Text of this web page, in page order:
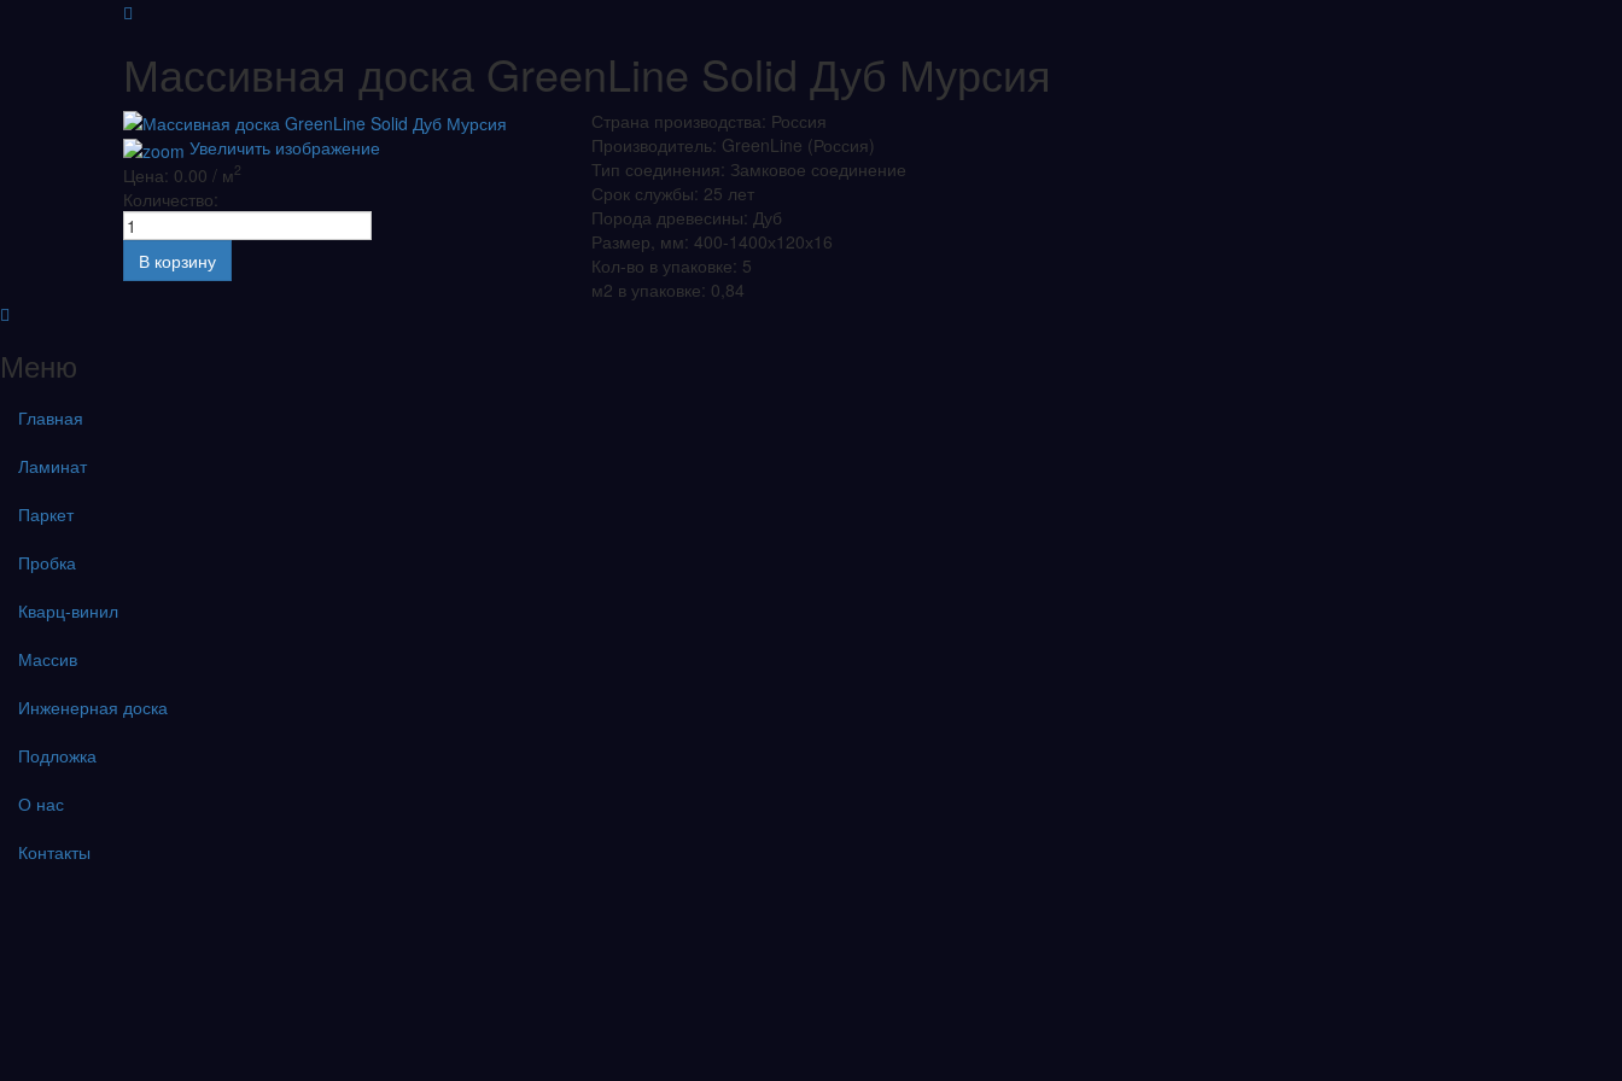
Массивная доска GreenLine Solid Дуб Мурсия
Увеличить изображение
Цена: 0.00 / м2
Количество:
Страна производства: Россия
Производитель: GreenLine (Россия)
Тип соединения: Замковое соединение
Срок службы: 25 лет
Порода древесины:Дуб
Размер, мм:400-1400х120х16
Кол-во в упаковке: 5
м2 в упаковке: 0,84
Меню
Главная
Ламинат
Паркет
Пробка
Кварц-винил
Массив
Инженерная доска
Подложка
О нас
Контакты